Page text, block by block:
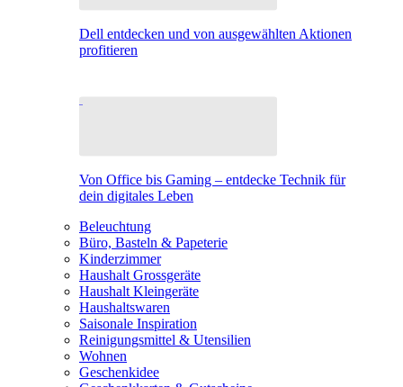
Dell entdecken und von ausgewählten Aktionen
profitieren
Von Office bis Gaming – entdecke Technik für
dein digitales Leben
Beleuchtung
Büro, Basteln & Papeterie
Kinderzimmer
Haushalt Grossgeräte
Haushalt Kleingeräte
Haushaltswaren
Saisonale Inspiration
Reinigungsmittel & Utensilien
Wohnen
Geschenkidee